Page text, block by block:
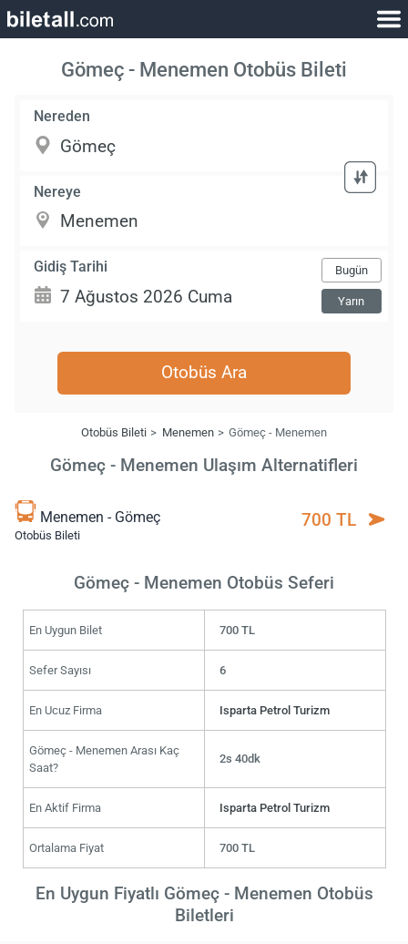
Gömeç - Menemen Otobüs Bileti
Nereden
Nereye
Gidiş Tarihi Bugün
Yarın
Otobüs Ara
Otobüs Bileti Menemen Gömeç - Menemen
Gömeç - Menemen Ulaşım Alternatifleri
Menemen - Gömeç
Otobüs Bileti
700 TL
Gömeç - Menemen Otobüs Seferi
En Uygun Bilet 700 TL
Sefer Sayısı 6
En Ucuz Firma Isparta Petrol Turizm
Gömeç - Menemen Arası Kaç
Saat?
2s 40dk
En Aktif Firma Isparta Petrol Turizm
Ortalama Fiyat 700 TL
En Uygun Fiyatlı Gömeç - Menemen Otobüs
Biletleri